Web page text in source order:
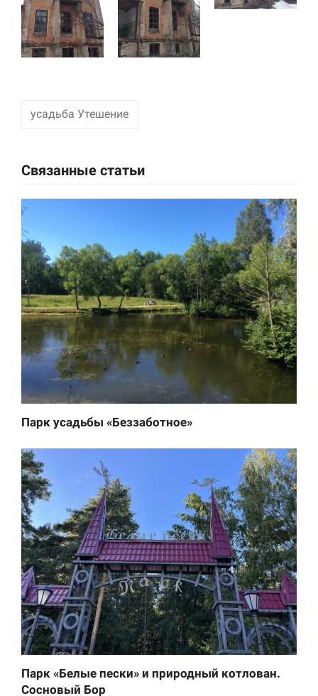
усадьба Утешение
Связанные статьи
Парк усадьбы «Беззаботное»
Парк «Белые пески» и природный котлован.
Сосновый Бор